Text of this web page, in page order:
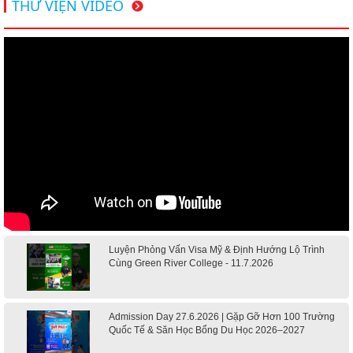
THƯ VIỆN VIDEO
Luyện Phỏng Vấn Visa Mỹ & Định Hướng Lộ Trình
Cùng Green River College - 11.7.2026
Admission Day 27.6.2026 | Gặp Gỡ Hơn 100 Trường
Quốc Tế & Săn Học Bổng Du Học 2026–2027